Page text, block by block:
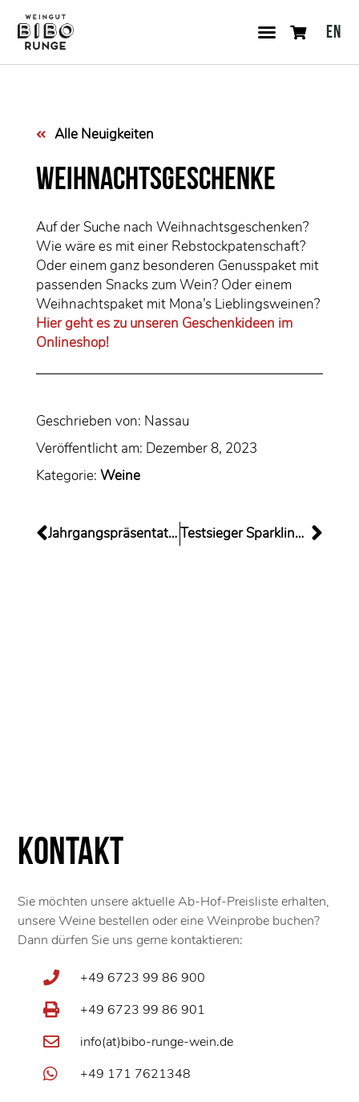
EN
Alle Neuigkeiten
Weihnachtsgeschenke
Auf der Suche nach Weihnachtsgeschenken?
Wie wäre es mit einer Rebstockpatenschaft?
Oder einem ganz besonderen Genusspaket mit
passenden Snacks zum Wein? Oder einem
Weihnachtspaket mit Mona’s Lieblingsweinen?
Hier geht es zu unseren Geschenkideen im
Onlineshop!
Geschrieben von: Nassau
Veröffentlicht am: Dezember 8, 2023
Kategorie: Weine
Jahrgangspräsentation am 25./26.11.23 Testsieger Sparkling Deserteur
Kontakt
Sie möchten unsere aktuelle Ab-Hof-Preisliste erhalten,
unsere Weine bestellen oder eine Weinprobe buchen?
Dann dürfen Sie uns gerne kontaktieren:
+49 6723 99 86 900
+49 6723 99 86 901
info(at)bibo-runge-wein.de
+49 171 7621348